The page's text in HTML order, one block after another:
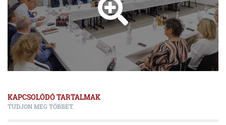
KAPCSOLÓDÓ TARTALMAK
TUDJON MEG TÖBBET.